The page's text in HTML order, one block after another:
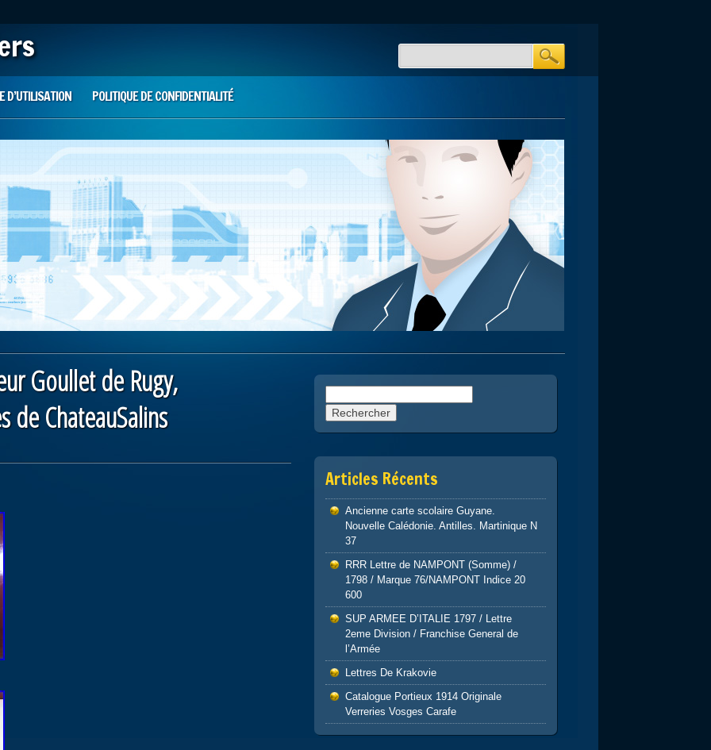
D’UTILISATION POLITIQUE DE CONFIDENTIALITÉ
Goullet de Rugy,
de ChateauSalins
Articles Récents
Ancienne carte scolaire Guyane.
Nouvelle Calédonie. Antilles. Martinique N
37
RRR Lettre de NAMPONT (Somme) /
1798 / Marque 76/NAMPONT Indice 20
600
SUP ARMEE D’ITALIE 1797 / Lettre
2eme Division / Franchise General de
l’Armée
Lettres De Krakovie
Catalogue Portieux 1914 Originale
Verreries Vosges Carafe